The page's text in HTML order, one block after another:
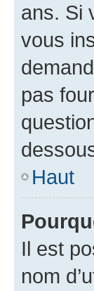
ans. Si
vous
pas
Haut
Il est
nom